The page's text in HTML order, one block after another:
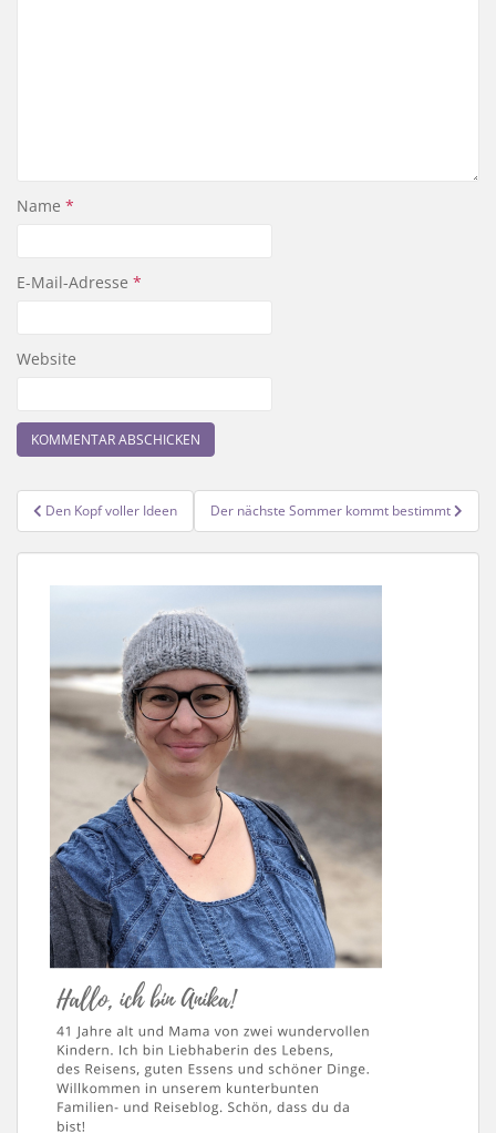
Name *
E-Mail-Adresse *
Website
Beitragsnavigation
Den Kopf voller Ideen Der nächste Sommer kommt bestimmt